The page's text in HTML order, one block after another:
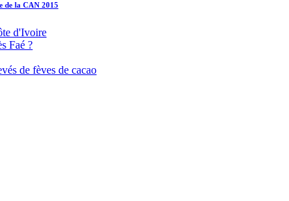
de la CAN 2015
d'Ivoire
Faé ?
de fèves de cacao